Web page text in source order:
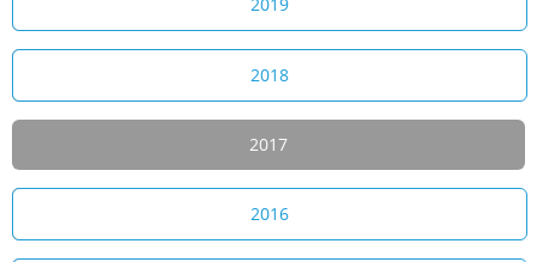
2018
2017
2016